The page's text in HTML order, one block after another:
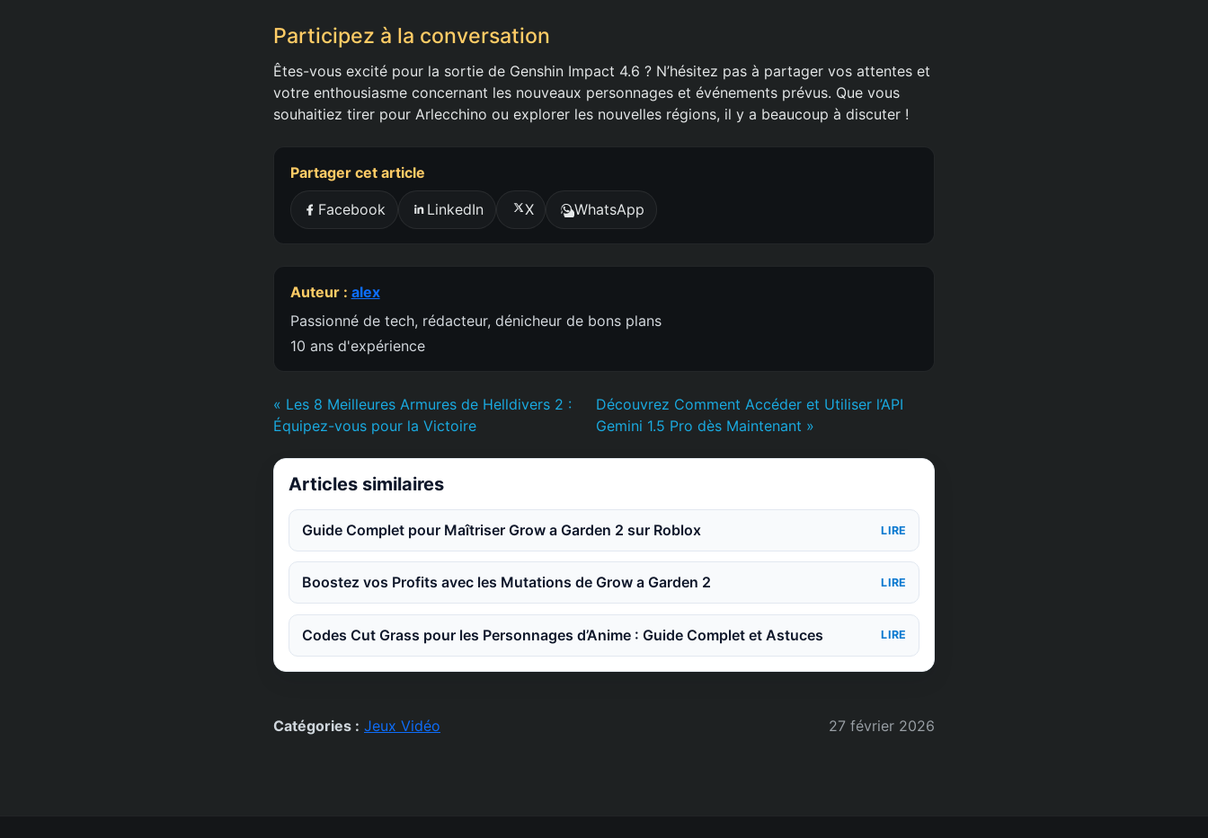
Participez à la conversation
Êtes-vous excité pour la sortie de Genshin Impact 4.6 ? N’hésitez pas à partager vos attentes et
votre enthousiasme concernant les nouveaux personnages et événements prévus. Que vous
souhaitiez tirer pour Arlecchino ou explorer les nouvelles régions, il y a beaucoup à discuter !
Partager cet article
Facebook LinkedIn X WhatsApp
Auteur : alex
Passionné de tech, rédacteur, dénicheur de bons plans
10 ans d'expérience
« Les 8 Meilleures Armures de Helldivers 2 :
Équipez-vous pour la Victoire
Découvrez Comment Accéder et Utiliser l’API
Gemini 1.5 Pro dès Maintenant »
Articles similaires
Guide Complet pour Maîtriser Grow a Garden 2 sur Roblox LIRE
Boostez vos Profits avec les Mutations de Grow a Garden 2 LIRE
Codes Cut Grass pour les Personnages d’Anime : Guide Complet et Astuces LIRE
Catégories : Jeux Vidéo 27 février 2026